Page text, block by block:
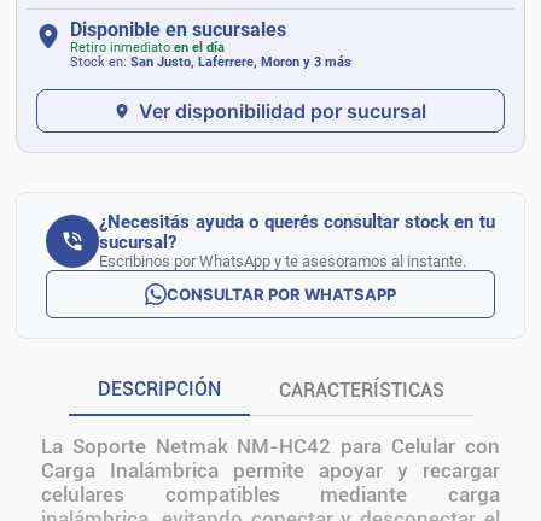
Disponible en sucursales
Retiro inmediato en el día
Stock en: San Justo, Laferrere, Moron y 3 más
Ver disponibilidad por sucursal
¿Necesitás ayuda o querés consultar stock en tu
sucursal?
Escribinos por WhatsApp y te asesoramos al instante.
CONSULTAR POR WHATSAPP
DESCRIPCIÓN CARACTERÍSTICAS
La Soporte Netmak NM-HC42 para Celular con
Carga Inalámbrica permite apoyar y recargar
celulares compatibles mediante carga